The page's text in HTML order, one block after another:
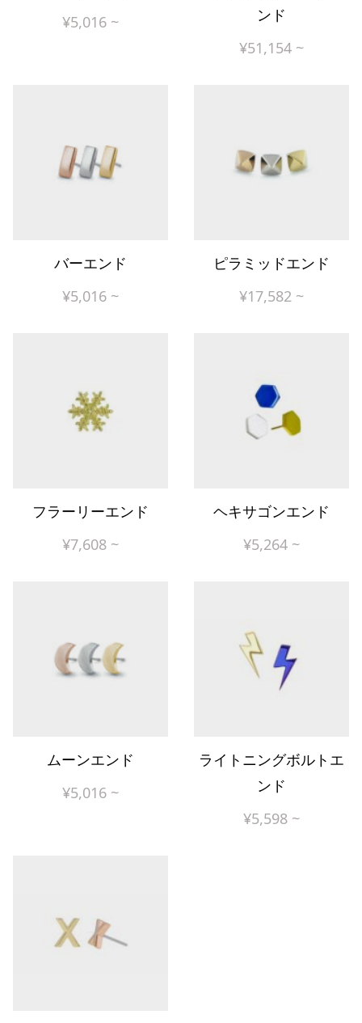
¥5,016 ~
ンド
¥51,154 ~
バーエンド
¥5,016 ~
ピラミッドエンド
¥17,582 ~
フラーリーエンド
¥7,608 ~
ヘキサゴンエンド
¥5,264 ~
ムーンエンド
¥5,016 ~
ライトニングボルトエ
ンド
¥5,598 ~